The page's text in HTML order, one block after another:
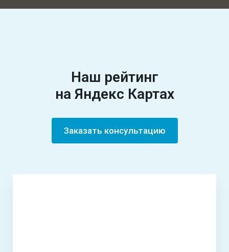
Наш рейтинг
на Яндекс Картах
Заказать консультацию